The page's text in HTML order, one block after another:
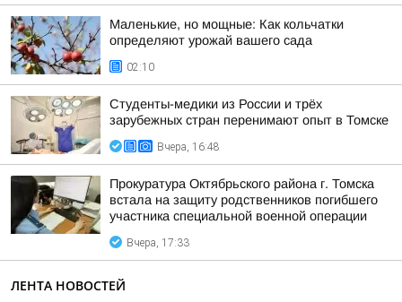
Маленькие, но мощные: Как кольчатки
определяют урожай вашего сада
02:10
Студенты-медики из России и трёх
зарубежных стран перенимают опыт в Томске
Вчера, 16:48
Прокуратура Октябрьского района г. Томска
встала на защиту родственников погибшего
участника специальной военной операции
Вчера, 17:33
ЛЕНТА НОВОСТЕЙ